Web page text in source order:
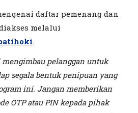
daftar pemenang dan
melalui
.
pelanggan untuk
segala bentuk penipuan yang
ini. Jangan memberikan
OTP atau PIN kepada pihak